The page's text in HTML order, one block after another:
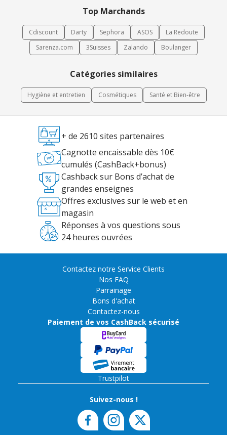
Top Marchands
Cdiscount Darty Sephora ASOS
La Redoute
Sarenza.com
3Suisses Zalando Boulanger
Catégories similaires
Hygiène et entretien Cosmétiques Santé et Bien-être
+ de 2610 sites partenaires
Cagnotte encaissable dès 10€
cumulés (CashBack+bonus)
Cashback sur Bons d’achat de
grandes enseignes
Offres exclusives sur le web et en
magasin
Réponses à vos questions sous
24 heures ouvrées
Contactez notre Service Clients
Nos FAQ
Parrainage
Bons d'achat
Contactez-nous
Paiement de vos CashBack sécurisé
Trustpilot
Suivez-nous !